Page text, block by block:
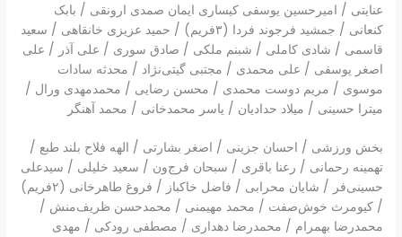
عنایتی / امیرحسین یوسفی کیساری ایمان صمدی ارونقی / بابک
کنعانی / جمشید فرجوند فردا (۳فریم) / حمید عزیزی خانقاهی / سعید
قاسمی / شادی کاملی / شبنم ملکی / صادق سوری / علی آذر / علی
اصغر یوسفی / علی محمدی / مجتبی گیتی‌نژاد / محدثه سادات
موسوی / مریم دوست محمدی / محسن رضایی / محمدمهدی ورال /
میترا حسینی / میلاد حدادیان / یاسر محمدخانی / محمد آهنگر
بخش ورزشی / احسان جزینی / اصغر بشارتی / الهه فلاح بلند طبع /
تهمینه رحمانی / رعنا باقری / سبحان فرج‌ون / سعید خلیلی / سیدعلی
حسینی‌فر / شایان محرابی / فاضل خاکباز / فروغ طاهرخانی (۲فریم)
/ کیومرث خوش‌صفت / محمد مهیمنی / محمدحسن ظریف‌منش /
محمدرضا بهمرام / محمدرضا دهداری / مصطفی رودکی / مهدی